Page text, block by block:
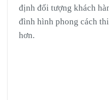
định đối tượng khách
đình hình phong cách
hơn.